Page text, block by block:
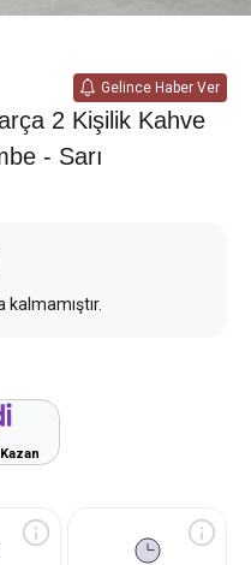
Gelince Haber Ver
2 Kişilik Kahve
- Sarı
kalmamıştır.